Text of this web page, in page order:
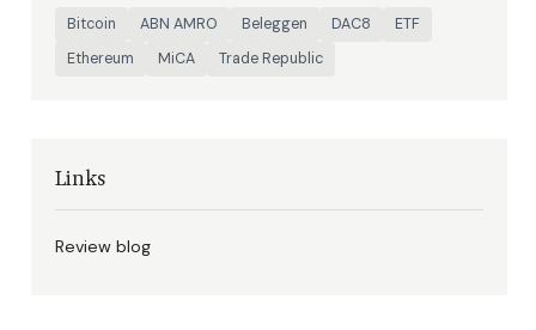
Bitcoin ABN AMRO Beleggen DAC8
ETF
Ethereum
MiCA Trade Republic
Links
Review blog